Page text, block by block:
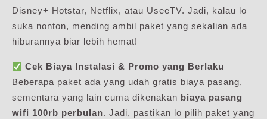
Disney+ Hotstar, Netflix, atau UseeTV. Jadi, kalau lo
suka nonton, mending ambil paket yang sekalian ada
hiburannya biar lebih hemat!
Cek Biaya Instalasi & Promo yang Berlaku
Beberapa paket ada yang udah gratis biaya pasang,
sementara yang lain cuma dikenakan biaya pasang
wifi 100rb perbulan. Jadi, pastikan lo pilih paket yang